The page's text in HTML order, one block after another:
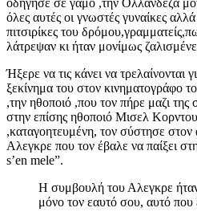
όλες αυτές οι γνωστές γυναίκες
πιτσιρίκες του
λάτρεψαν κι ήταν μονίμως
Ήξερε να τις κάνει να τρελαίνονται
ξεκίνημα του στον κινηματογράφο
,την ηθοποιό ,που τον πήρε μαζι της
στην επίσης ηθοποιό Μισελ
,καταγοητευμένη, τον σύστησε
Αλεγκρε που τον έβαλε να παίξει
s’en mele”.
Η συμβουλή του Αλεγκρε
μόνο τον εαυτό σου, αυτό που